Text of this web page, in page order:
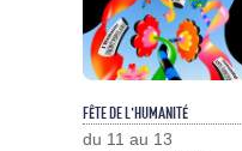
FÊTE DE L'HUMANITÉ
du 11 au 13